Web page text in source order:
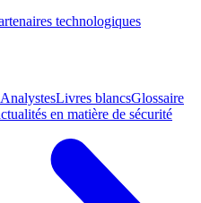
technologiques
Livres blancsGlossaire
en matière de sécurité